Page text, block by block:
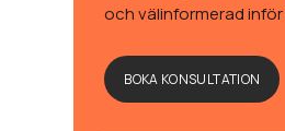
och välinformerad
BOKA KONSULTATION